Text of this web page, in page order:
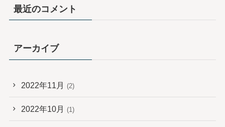
最近のコメント
アーカイブ
2022年11月 (2)
2022年10月 (1)